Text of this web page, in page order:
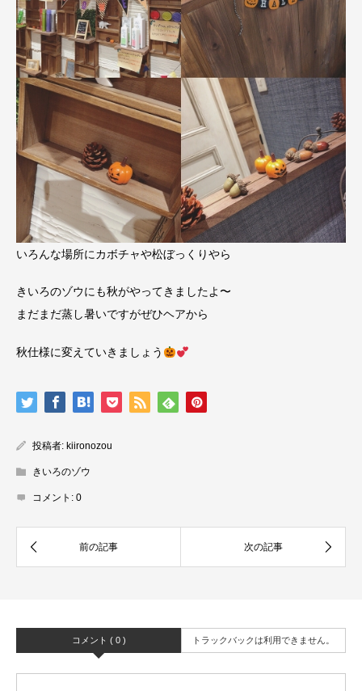
いろんな場所にカボチャや松ぼっくりやら
きいろのゾウにも秋がやってきましたよ〜
まだまだ蒸し暑いですがぜひヘアから
秋仕様に変えていきましょう
投稿者: kiironozou
きいろのゾウ
コメント: 0
コメント ( 0 ) トラックバックは利用できません。